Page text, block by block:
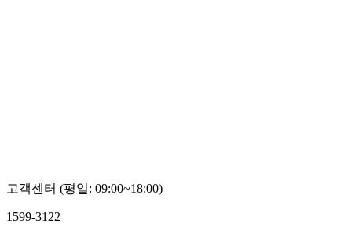
고객센터 (평일: 09:00~18:00)
1599-3122